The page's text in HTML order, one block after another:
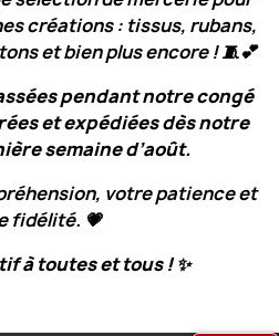
créations : tissus, rubans,
et bien plus encore ! 🧵💕
pendant notre congé
et expédiées dès notre
semaine d’août.
votre patience et
fidélité. 💗
à toutes et tous !✨